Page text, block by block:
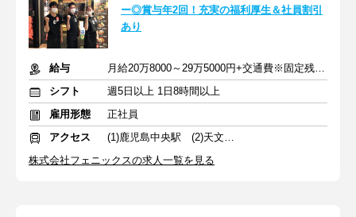
ー◎賞与年2回！充実の福利厚生＆社員割引
あり
給与
月給20万8000～29万5000円+交通費※固定残業代を含む
シフト
週5日以上 1日8時間以上
雇用形態
正社員
アクセス
(1)鹿児島中央駅 (2)天文館通駅
株式会社フェニックスの求人一覧を見る